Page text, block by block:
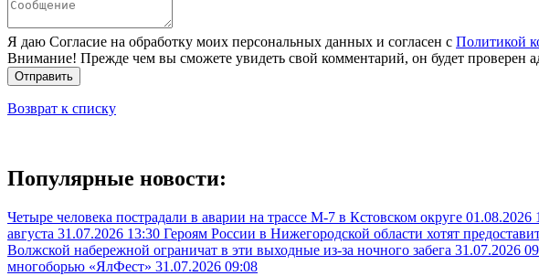
Я даю Согласие на обработку моих персональных данных и согласен с Политикой
Внимание! Прежде чем вы сможете увидеть свой комментарий, он будет проверен
Отправить
Возврат к списку
Популярные новости:
Четыре человека пострадали в аварии на трассе М-7 в Кстовском округе 01.08.2026
августа 31.07.2026 13:30 Героям России в Нижегородской области хотят
Волжской набережной ограничат в эти выходные из-за ночного забега 31.07.2026
многоборью «ЯлФест» 31.07.2026 09:08